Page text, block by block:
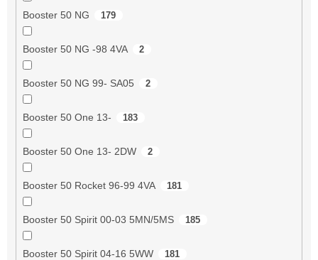
Booster 50 NG 179
Booster 50 NG -98 4VA 2
Booster 50 NG 99- SA05 2
Booster 50 One 13- 183
Booster 50 One 13- 2DW 2
Booster 50 Rocket 96-99 4VA 181
Booster 50 Spirit 00-03 5MN/5MS 185
Booster 50 Spirit 04-16 5WW 181